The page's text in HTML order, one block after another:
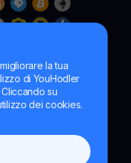
la tua
di YouHodler
su
dei cookies.